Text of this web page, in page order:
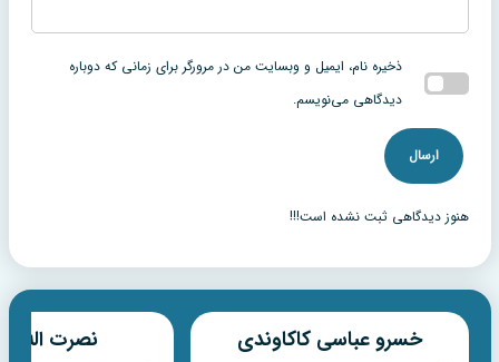
ذخیره نام، ایمیل و وبسایت من در مرورگر برای زمانی که دوباره
دیدگاهی می‌نویسم.
هنوز دیدگاهی ثبت نشده است!!!
خسرو عباسی کاکاوندی نصرت اله